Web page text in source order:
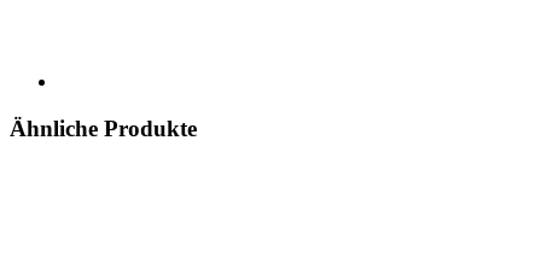
Ähnliche Produkte